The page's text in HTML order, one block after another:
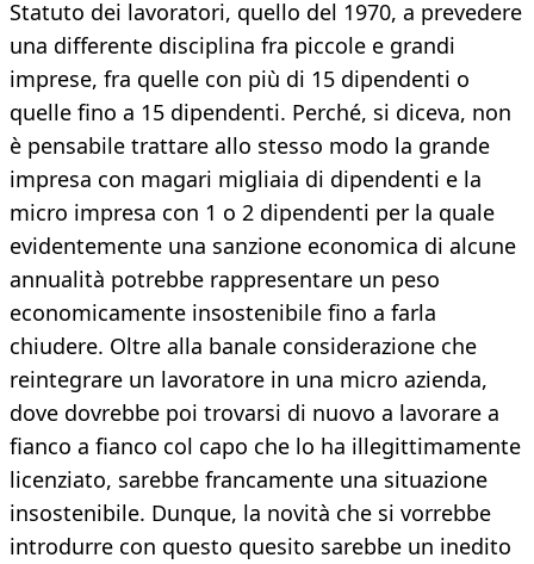
Statuto dei lavoratori, quello del 1970, a prevedere
una differente disciplina fra piccole e grandi
imprese, fra quelle con più di 15 dipendenti o
quelle fino a 15 dipendenti. Perché, si diceva, non
è pensabile trattare allo stesso modo la grande
impresa con magari migliaia di dipendenti e la
micro impresa con 1 o 2 dipendenti per la quale
evidentemente una sanzione economica di alcune
annualità potrebbe rappresentare un peso
economicamente insostenibile fino a farla
chiudere. Oltre alla banale considerazione che
reintegrare un lavoratore in una micro azienda,
dove dovrebbe poi trovarsi di nuovo a lavorare a
fianco a fianco col capo che lo ha illegittimamente
licenziato, sarebbe francamente una situazione
insostenibile. Dunque, la novità che si vorrebbe
introdurre con questo quesito sarebbe un inedito